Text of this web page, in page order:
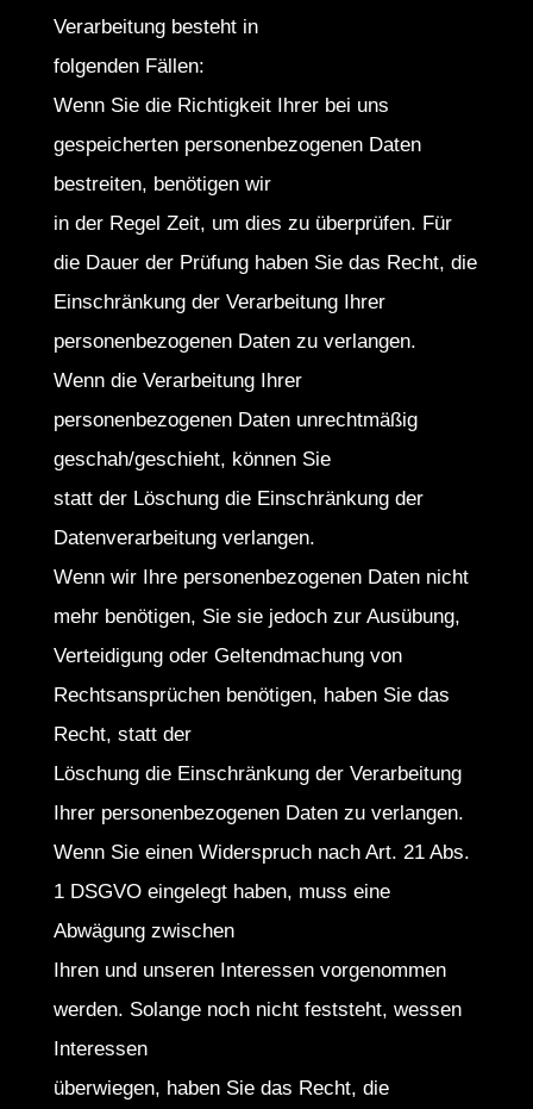
Verarbeitung besteht in
folgenden Fällen:
Wenn Sie die Richtigkeit Ihrer bei uns
gespeicherten personenbezogenen Daten
bestreiten, benötigen wir
in der Regel Zeit, um dies zu überprüfen. Für
die Dauer der Prüfung haben Sie das Recht, die
Einschränkung der Verarbeitung Ihrer
personenbezogenen Daten zu verlangen.
Wenn die Verarbeitung Ihrer
personenbezogenen Daten unrechtmäßig
geschah/geschieht, können Sie
statt der Löschung die Einschränkung der
Datenverarbeitung verlangen.
Wenn wir Ihre personenbezogenen Daten nicht
mehr benötigen, Sie sie jedoch zur Ausübung,
Verteidigung oder Geltendmachung von
Rechtsansprüchen benötigen, haben Sie das
Recht, statt der
Löschung die Einschränkung der Verarbeitung
Ihrer personenbezogenen Daten zu verlangen.
Wenn Sie einen Widerspruch nach Art. 21 Abs.
1 DSGVO eingelegt haben, muss eine
Abwägung zwischen
Ihren und unseren Interessen vorgenommen
werden. Solange noch nicht feststeht, wessen
Interessen
überwiegen, haben Sie das Recht, die